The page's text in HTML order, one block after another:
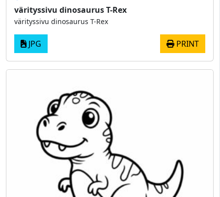
värityssivu dinosaurus T-Rex
värityssivu dinosaurus T-Rex
JPG PRINT